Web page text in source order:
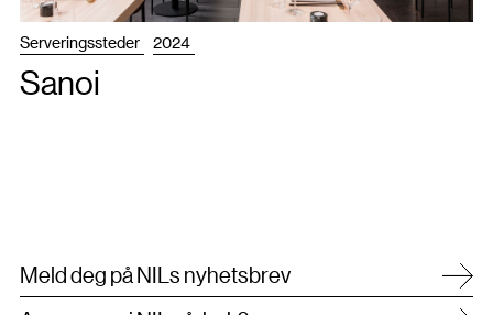
Serveringssteder 2024
Sanoi
Meld deg på NILs nyhetsbrev